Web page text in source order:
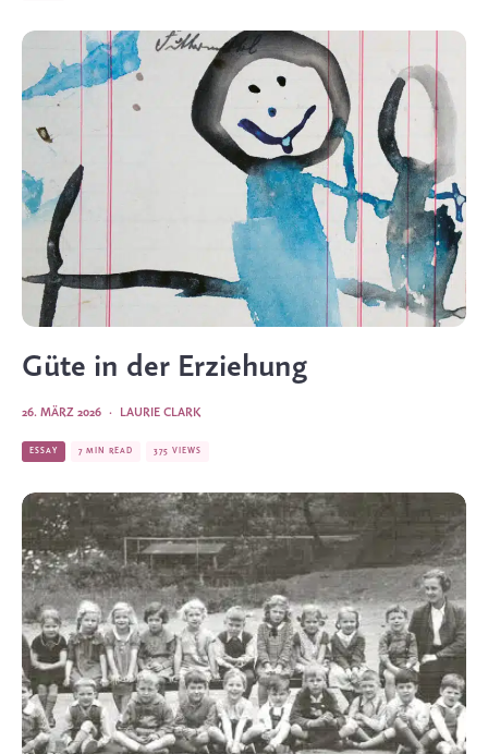
Güte in der Erziehung
LAURIE CLARK
·
26. MÄRZ 2026
ESSAY 7 MIN READ 375 VIEWS